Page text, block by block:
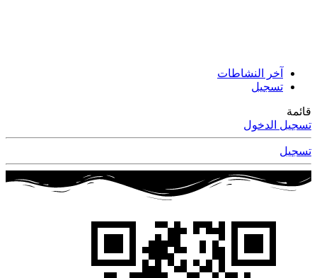
آخر النشاطات
تسجيل
قائمة
تسجيل الدخول
تسجيل